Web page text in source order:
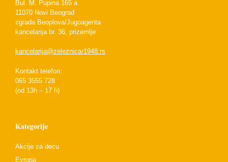
Bul. M. Pupina 165 a
11070 Novi Beograd
zgrada Beoplova/Jugoagenta
kancelarija br. 36, prizemlje
kancelarija@zeleznicar1948.rs
Kontakt telefon:
065 3555 728
(od 13h – 17 h)
Kategorije
Akcije za decu
Evropa